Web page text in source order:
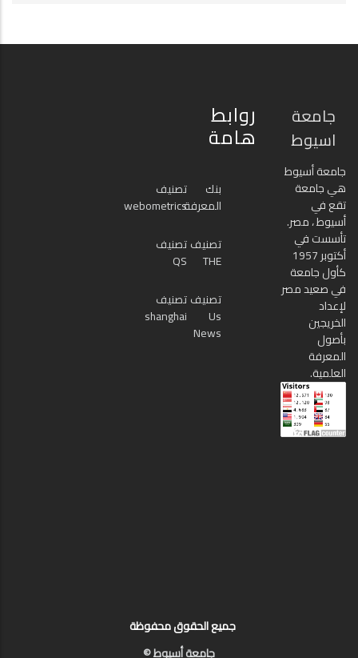
جامعة
اسيوط
جامعة أسيوط
هي جامعة
تقع في
أسيوط ، مصر.
تأسست في
أكتوبر 1957
كأول جامعة
في صعيد مصر
لإعداد
الخريجين
بأصول
المعرفة
العلمية.
روابط
هامة
بنك
المعرفة
تصنيف
webometrics
تصنيف
THE
تصنيف
QS
تصنيف
Us
News
تصنيف
shanghai
جميع الحقوق محفوظة
جامعة أسيوط ©